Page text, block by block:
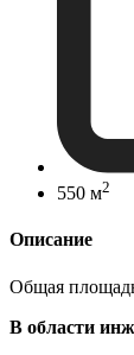
550 м2
Описание
Общая
В области